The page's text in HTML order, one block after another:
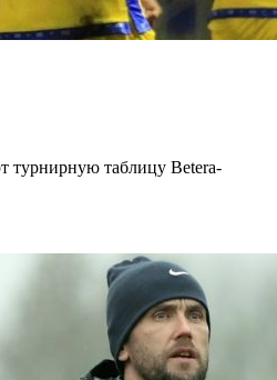
таблицу Betera-